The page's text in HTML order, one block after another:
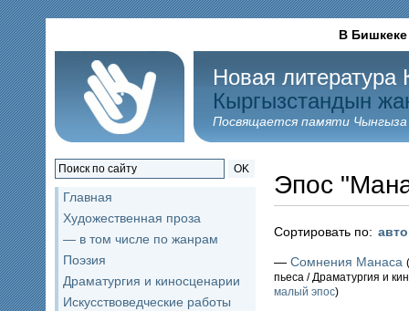
В Бишкеке
Новая литература
Кыргызстандын
Посвящается памяти
OK
Главная
Художественная проза
— в том числе по жанрам
Поэзия
Драматургия и киносценарии
Искусствоведческие работы
Эпос
Сортировать по:
— Сомнения Манаса (
пьеса / Драматургия и
малый эпос)